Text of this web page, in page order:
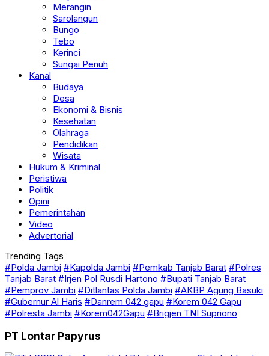
Merangin
Sarolangun
Bungo
Tebo
Kerinci
Sungai Penuh
Kanal
Budaya
Desa
Ekonomi & Bisnis
Kesehatan
Olahraga
Pendidikan
Wisata
Hukum & Kriminal
Peristiwa
Politik
Opini
Pemerintahan
Video
Advertorial
Trending Tags
#Polda Jambi #Kapolda Jambi #Pemkab Tanjab Barat #Polres
Tanjab Barat #Irjen Pol Rusdi Hartono #Bupati Tanjab Barat
#Pemprov Jambi #Ditlantas Polda Jambi #AKBP Agung Basuki
#Gubernur Al Haris #Danrem 042 gapu #Korem 042 Gapu
#Polresta Jambi #Korem042Gapu #Brigjen TNI Supriono
PT Lontar Papyrus